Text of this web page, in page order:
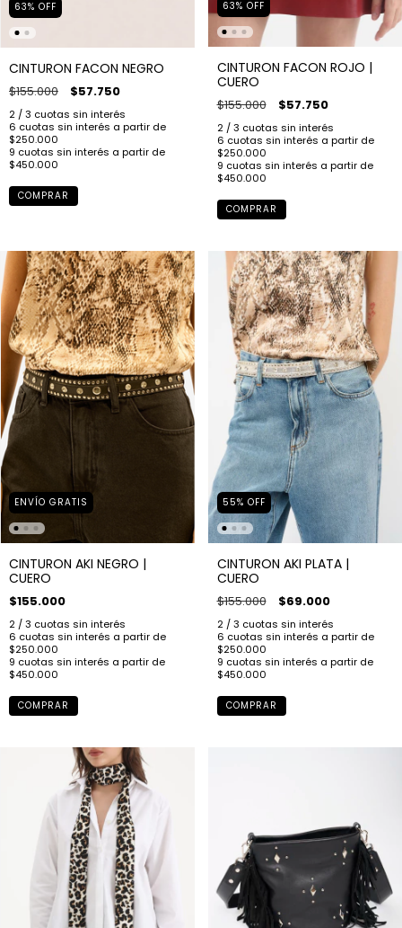
63% OFF
CINTURON FACON NEGRO
$155.000 $57.750
COMPRAR
63% OFF
CINTURON FACON ROJO |
CUERO
$155.000 $57.750
COMPRAR
ENVÍO GRATIS
CINTURON AKI NEGRO |
CUERO
$155.000
COMPRAR
55% OFF
CINTURON AKI PLATA |
CUERO
$155.000 $69.000
COMPRAR